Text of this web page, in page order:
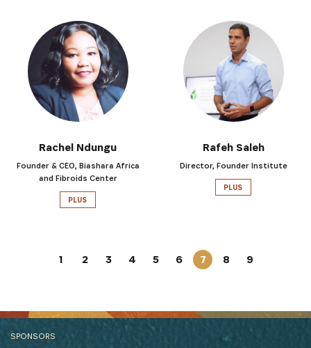
Rachel Ndungu
Founder & CEO, Biashara Africa
and Fibroids Center
PLUS
Rafeh Saleh
Director, Founder Institute
PLUS
1 2 3 4 5 6 7 8 9
SPONSORS